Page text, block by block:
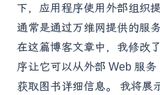
下，应用程序使用外部组织
通常是通过万维网提供的服务
在这篇博客文章中，我修改了
序让它可以从外部 Web 服务
获取图书详细信息。 我将展